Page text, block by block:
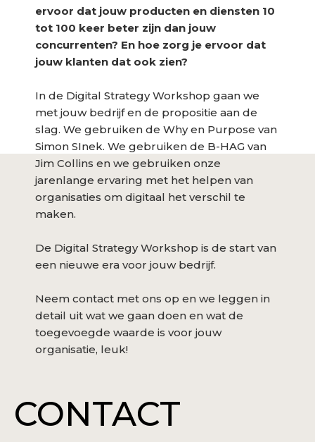
ervoor dat jouw producten en diensten 10
tot 100 keer beter zijn dan jouw
concurrenten? En hoe zorg je ervoor dat
jouw klanten dat ook zien?
In de Digital Strategy Workshop gaan we
met jouw bedrijf en de propositie aan de
slag. We gebruiken de Why en Purpose van
Simon SInek. We gebruiken de B-HAG van
Jim Collins en we gebruiken onze
jarenlange ervaring met het helpen van
organisaties om digitaal het verschil te
maken.
De Digital Strategy Workshop is de start van
een nieuwe era voor jouw bedrijf.
Neem contact met ons op en we leggen in
detail uit wat we gaan doen en wat de
toegevoegde waarde is voor jouw
organisatie, leuk!
CONTACT